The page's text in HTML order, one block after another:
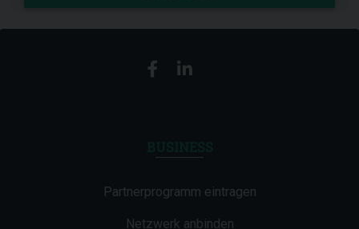
Partnerprogramm eintragen
Netzwerk anbinden